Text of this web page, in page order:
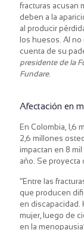
fracturas acusan
deben a la
al producir
los huesos. Al
cuenta de su
presidente de la
Fundare.
Afectación en
En Colombia,
2,6 millones
impactan en 8
año. Se proyecta
“Entre las
que producen
en discapacidad.
mujer, luego de
en la